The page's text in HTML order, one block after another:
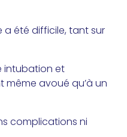
a été difficile, tant sur
intubation et
même avoué qu’à un
complications ni